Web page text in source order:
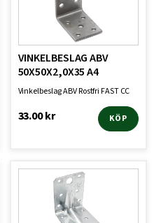
VINKELBESLAG ABV
50X50X2,0X35 A4
Vinkelbeslag ABV Rostfri FAST CC
33.00kr KÖP